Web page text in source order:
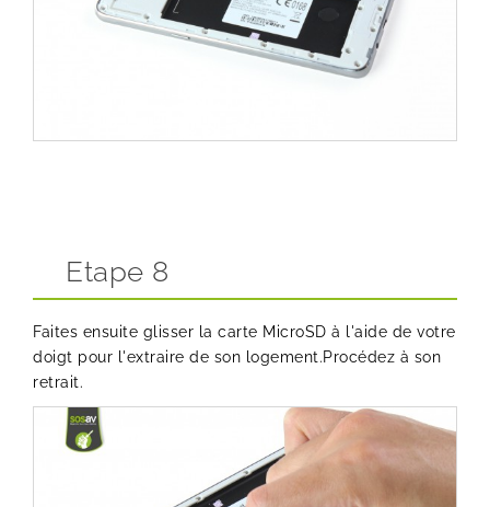
Etape 8
Faites ensuite glisser la carte MicroSD à l'aide de votre
doigt pour l'extraire de son logement.Procédez à son
retrait.